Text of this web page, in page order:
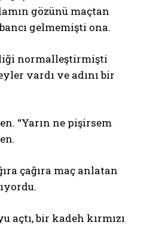
gözünü maçtan
gelmemişti ona.
normalleştirmişti
vardı ve adını bir
“Yarın ne pişirsem
çağıra maç anlatan
açtı, bir kadeh kırmızı